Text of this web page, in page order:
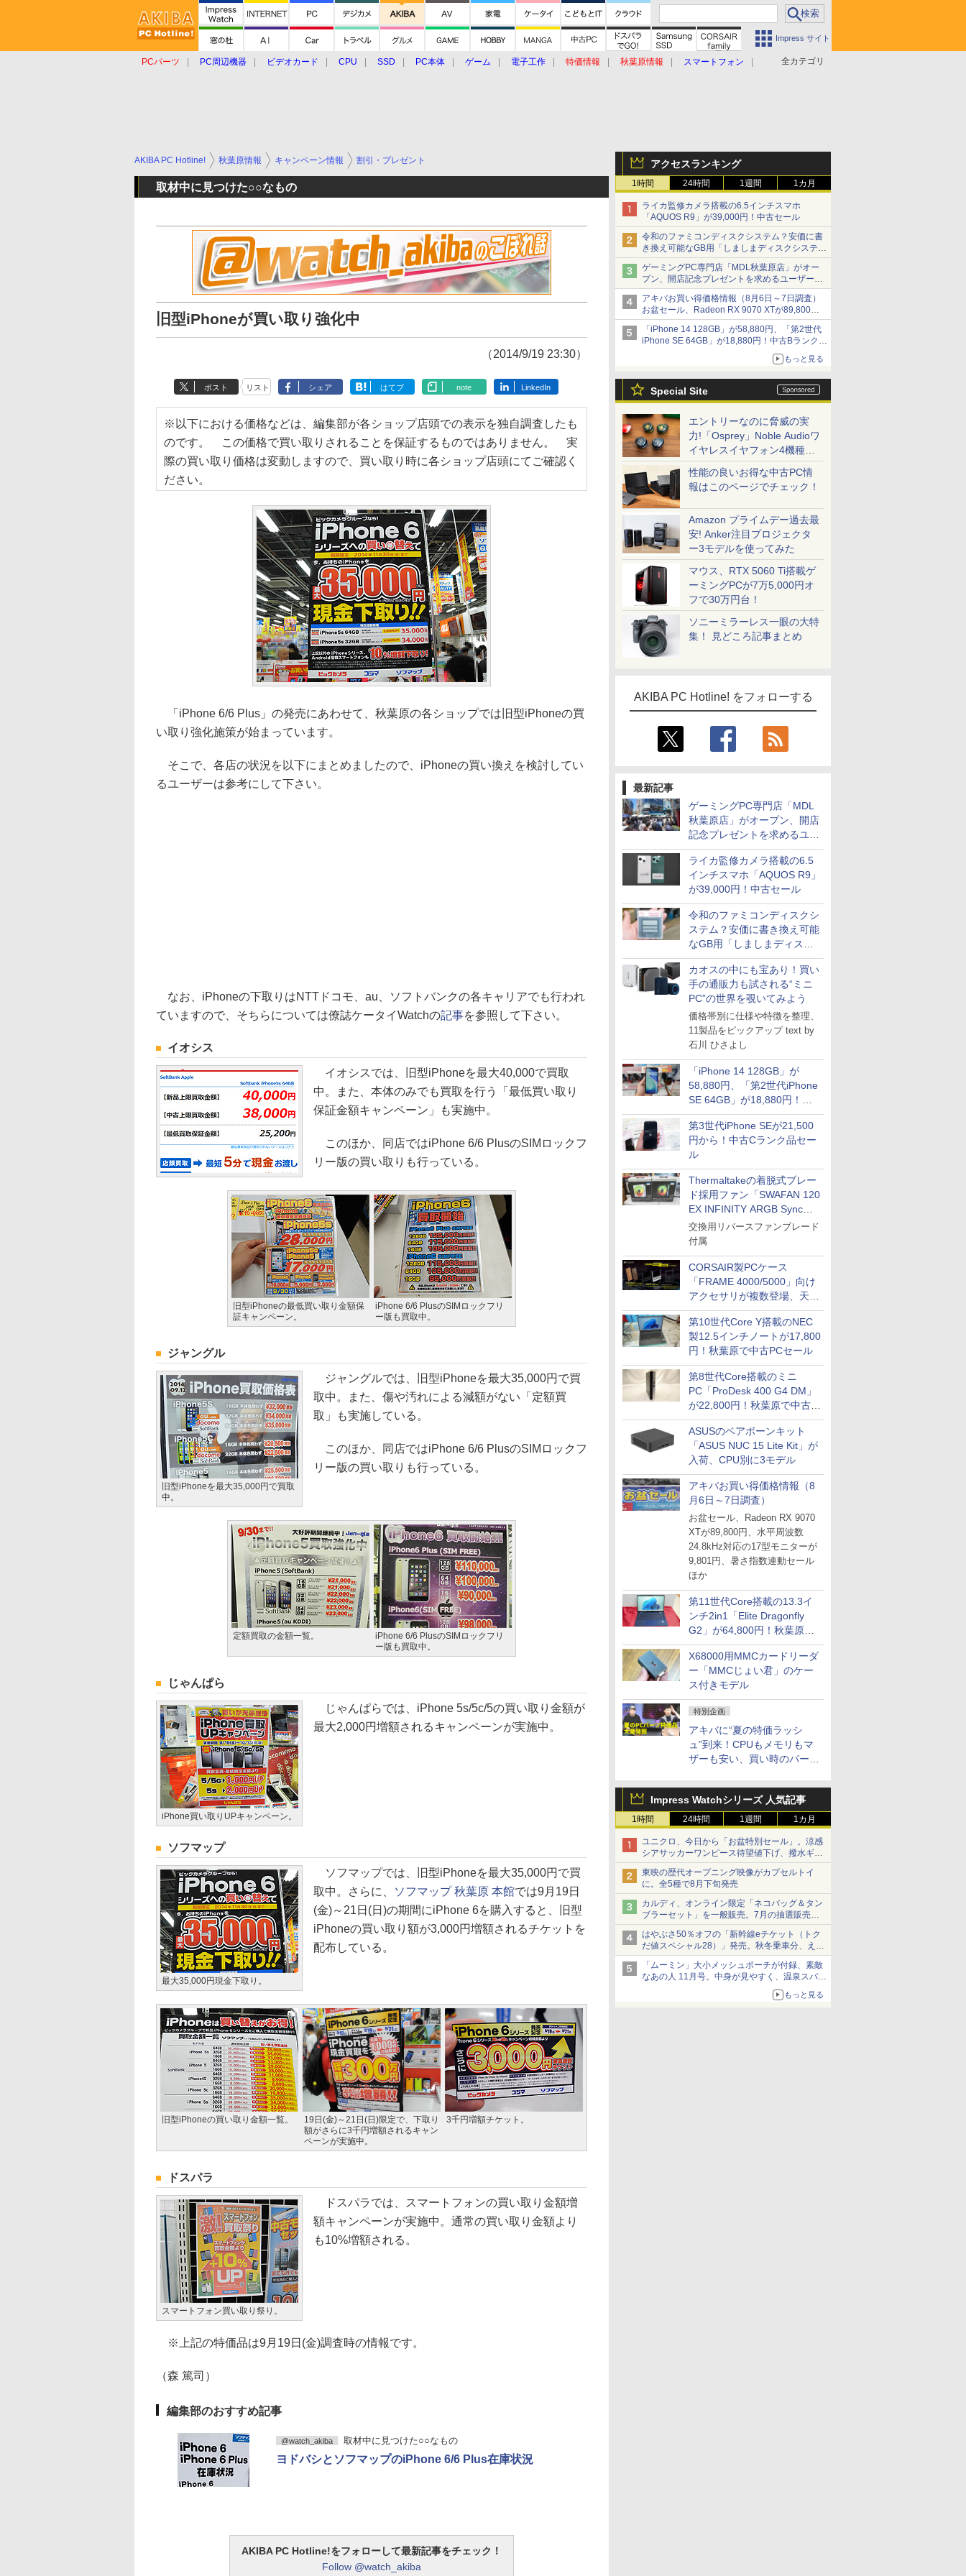
Impress サイト
全カテゴリ
PCパーツ PC周辺機器 ビデオカード CPU SSD PC本体 ゲーム 電子工作 特価情報 秋葉原情報
スマートフォン
アクセスランキング
1時間 24時間 1週間 1カ月
ライカ監修カメラ搭載の6.5インチスマホ
「AQUOS R9」が39,000円！中古セール
令和のファミコンディスクシステム？安価に書
き換え可能なGB用「しましまディスクシステ
ム」
ゲーミングPC専門店「MDL秋葉原店」がオー
プン、開店記念プレゼントを求めるユーザーが
押し寄せ長蛇の列に
アキバお買い得価格情報（8月6日～7日調査）
お盆セール、Radeon RX 9070 XTが89,800
円、水平周波数24.8kHz対応の17型モニターが
9,801円、暑さ指数連動セール ほか
「iPhone 14 128GB」が58,880円、「第2世代
iPhone SE 64GB」が18,880円！中古Bランク品
もっと見る
Special Site
エントリーなのに脅威の実
力!「Osprey」Noble Audioワ
イヤレスイヤフォン4機種を
一気に聴く
性能の良いお得な中古PC情
報はこのページでチェック！
Amazon プライムデー過去最
安! Anker注目プロジェクタ
ー3モデルを使ってみた
マウス、RTX 5060 Ti搭載ゲ
ーミングPCが7万5,000円オ
フで30万円台！
ソニーミラーレス一眼の大特
集！ 見どころ記事まとめ
AKIBA PC Hotline! をフォローする
最新記事
ゲーミングPC専門店「MDL
秋葉原店」がオープン、開店
記念プレゼントを求めるユー
ザーが押し寄せ長蛇の列に
ライカ監修カメラ搭載の6.5
インチスマホ「AQUOS R9」
が39,000円！中古セール
令和のファミコンディスクシ
ステム？安価に書き換え可能
なGB用「しましまディスク
システム」
カオスの中にも宝あり！買い
手の通販力も試される“ミニ
PC”の世界を覗いてみよう
価格帯別に仕様や特徴を整理、
11製品をピックアップ text by
石川 ひさよし
「iPhone 14 128GB」が
58,880円、「第2世代iPhone
SE 64GB」が18,880円！中
古Bランク品セール
第3世代iPhone SEが21,500
円から！中古Cランク品セー
ル
Thermaltakeの着脱式ブレー
ド採用ファン「SWAFAN 120
EX INFINITY ARGB Sync」
に単品パッケージ
交換用リバースファンブレード
付属
CORSAIR製PCケース
「FRAME 4000/5000」向け
アクセサリが複数登場、天然
木製パネルや背面コネクタ対
応トレイなど
第10世代Core Y搭載のNEC
製12.5インチノートが17,800
円！秋葉原で中古PCセール
第8世代Core搭載のミニ
PC「ProDesk 400 G4 DM」
が22,800円！秋葉原で中古
PCセール
ASUSのベアボーンキット
「ASUS NUC 15 Lite Kit」が
入荷、CPU別に3モデル
アキバお買い得価格情報（8
月6日～7日調査）
お盆セール、Radeon RX 9070
XTが89,800円、水平周波数
24.8kHz対応の17型モニターが
9,801円、暑さ指数連動セール
ほか
第11世代Core搭載の13.3イ
ンチ2in1「Elite Dragonfly
G2」が64,800円！秋葉原で
中古PCセール
X68000用MMCカードリーダ
ー「MMCじょい君」のケー
ス付きモデル
特別企画
アキバに“夏の特価ラッシ
ュ”到来！CPUもメモリもマ
ザーも安い、買い時のパーツ
Impress Watchシリーズ 人気記事
1時間 24時間 1週間 1カ月
ユニクロ、今日から「お盆特別セール」。涼感
シアサッカーワンピース待望値下げ、撥水ギア
ショーツは1990円に
東映の歴代オープニング映像がカプセルトイ
に。全5種で8月下旬発売
カルディ、オンライン限定「ネコバッグ＆タン
ブラーセット」を一般販売。7月の抽選販売の
当選無効分
はやぶさ50％オフの「新幹線eチケット（トク
だ値スペシャル28）」発売。秋冬乗車分、えき
ねっと限定
「ムーミン」大小メッシュポーチが付録、素敵
なあの人 11月号。中身が見やすく、温泉スパに
もっと見る
AKIBA PC Hotline! 秋葉原情報 キャンペーン情報 割引・プレゼント
取材中に見つけた○○なもの
旧型iPhoneが買い取り強化中
（2014/9/19 23:30）
ポスト リスト シェア はてブ note LinkedIn
※以下における価格などは、編集部が各ショップ店頭での表示を独自調査したも
のです。 この価格で買い取りされることを保証するものではありません。 実
際の買い取り価格は変動しますので、買い取り時に各ショップ店頭にてご確認く
ださい。
「iPhone 6/6 Plus」の発売にあわせて、秋葉原の各ショップでは旧型iPhoneの買
い取り強化施策が始まっています。
そこで、各店の状況を以下にまとめましたので、iPhoneの買い換えを検討してい
るユーザーは参考にして下さい。
なお、iPhoneの下取りはNTTドコモ、au、ソフトバンクの各キャリアでも行われ
ていますので、そちらについては僚誌ケータイWatchの記事を参照して下さい。
イオシス
イオシスでは、旧型iPhoneを最大40,000で買取
中。また、本体のみでも買取を行う「最低買い取り
保証金額キャンペーン」も実施中。
このほか、同店ではiPhone 6/6 PlusのSIMロックフ
リー版の買い取りも行っている。
旧型iPhoneの最低買い取り金額保
証キャンペーン。
iPhone 6/6 PlusのSIMロックフリ
ー版も買取中。
ジャングル
旧型iPhoneを最大35,000円で買取
中。
ジャングルでは、旧型iPhoneを最大35,000円で買
取中。また、傷や汚れによる減額がない「定額買
取」も実施している。
このほか、同店ではiPhone 6/6 PlusのSIMロックフ
リー版の買い取りも行っている。
定額買取の金額一覧。
iPhone 6/6 PlusのSIMロックフリ
ー版も買取中。
じゃんぱら
iPhone買い取りUPキャンペーン。
じゃんぱらでは、iPhone 5s/5c/5の買い取り金額が
最大2,000円増額されるキャンペーンが実施中。
ソフマップ
最大35,000円現金下取り。
ソフマップでは、旧型iPhoneを最大35,000円で買
取中。さらに、
ソフマップ 秋葉原 本館では9月19日
(金)～21日(日)の期間にiPhone 6を購入すると、旧型
iPhoneの買い取り額が3,000円増額されるチケットを
配布している。
旧型iPhoneの買い取り金額一覧。
19日(金)～21日(日)限定で、下取り
額がさらに3千円増額されるキャン
ペーンが実施中。
3千円増額チケット。
ドスパラ
スマートフォン買い取り祭り。
ドスパラでは、スマートフォンの買い取り金額増
額キャンペーンが実施中。通常の買い取り金額より
も10%増額される。
※上記の特価品は9月19日(金)調査時の情報です。
（森 篤司）
編集部のおすすめ記事
@watch_akiba 取材中に見つけた○○なもの
ヨドバシとソフマップのiPhone 6/6 Plus在庫状況
AKIBA PC Hotline!をフォローして最新記事をチェック！
Follow @watch_akiba